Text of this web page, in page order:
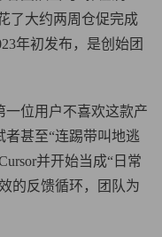
了大约两周仓促完成
年初发布，是创始团
一位用户不喜欢这款产
甚至“连踢带叫地逃
并开始当成“日常
的反馈循环，团队为